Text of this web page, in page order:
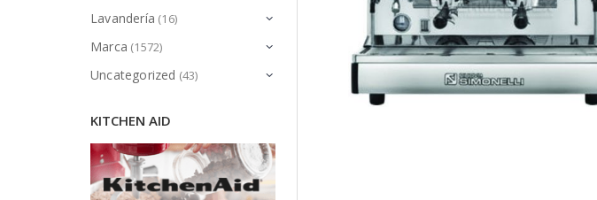
Lavandería (16)
Marca (1572)
Uncategorized (43)
KITCHEN AID